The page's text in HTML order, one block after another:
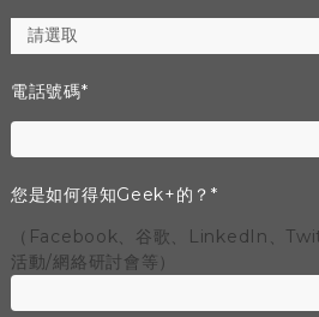
電話號碼*
您是如何得知Geek+的？*
（Facebook、谷歌、LinkedIn、
活動/網絡研討會等）